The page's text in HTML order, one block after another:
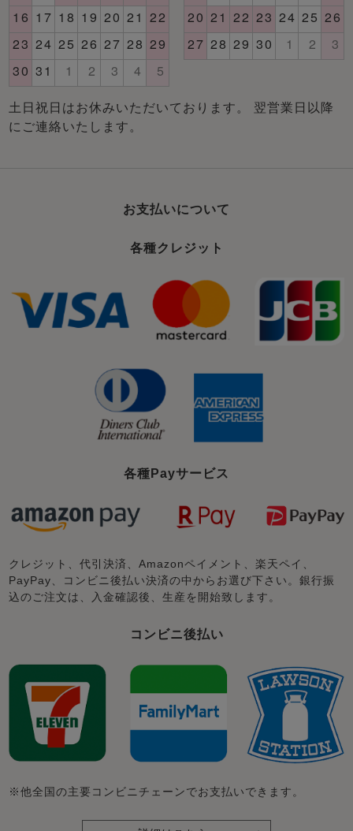
土日祝日はお休みいただいております。 翌営業日以降
にご連絡いたします。
お支払いについて
各種クレジット
各種Payサービス
クレジット、代引決済、Amazonペイメント、楽天ペイ、
PayPay、コンビニ後払い決済の中からお選び下さい。銀行振
込のご注文は、入金確認後、生産を開始致します。
コンビニ後払い
※他全国の主要コンビニチェーンでお支払いできます。